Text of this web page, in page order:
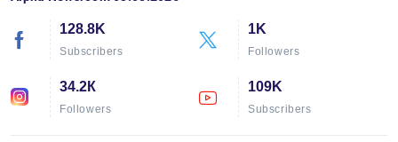
128.8K
Subscribers
1K
Followers
34.2К
Followers
109K
Subscribers